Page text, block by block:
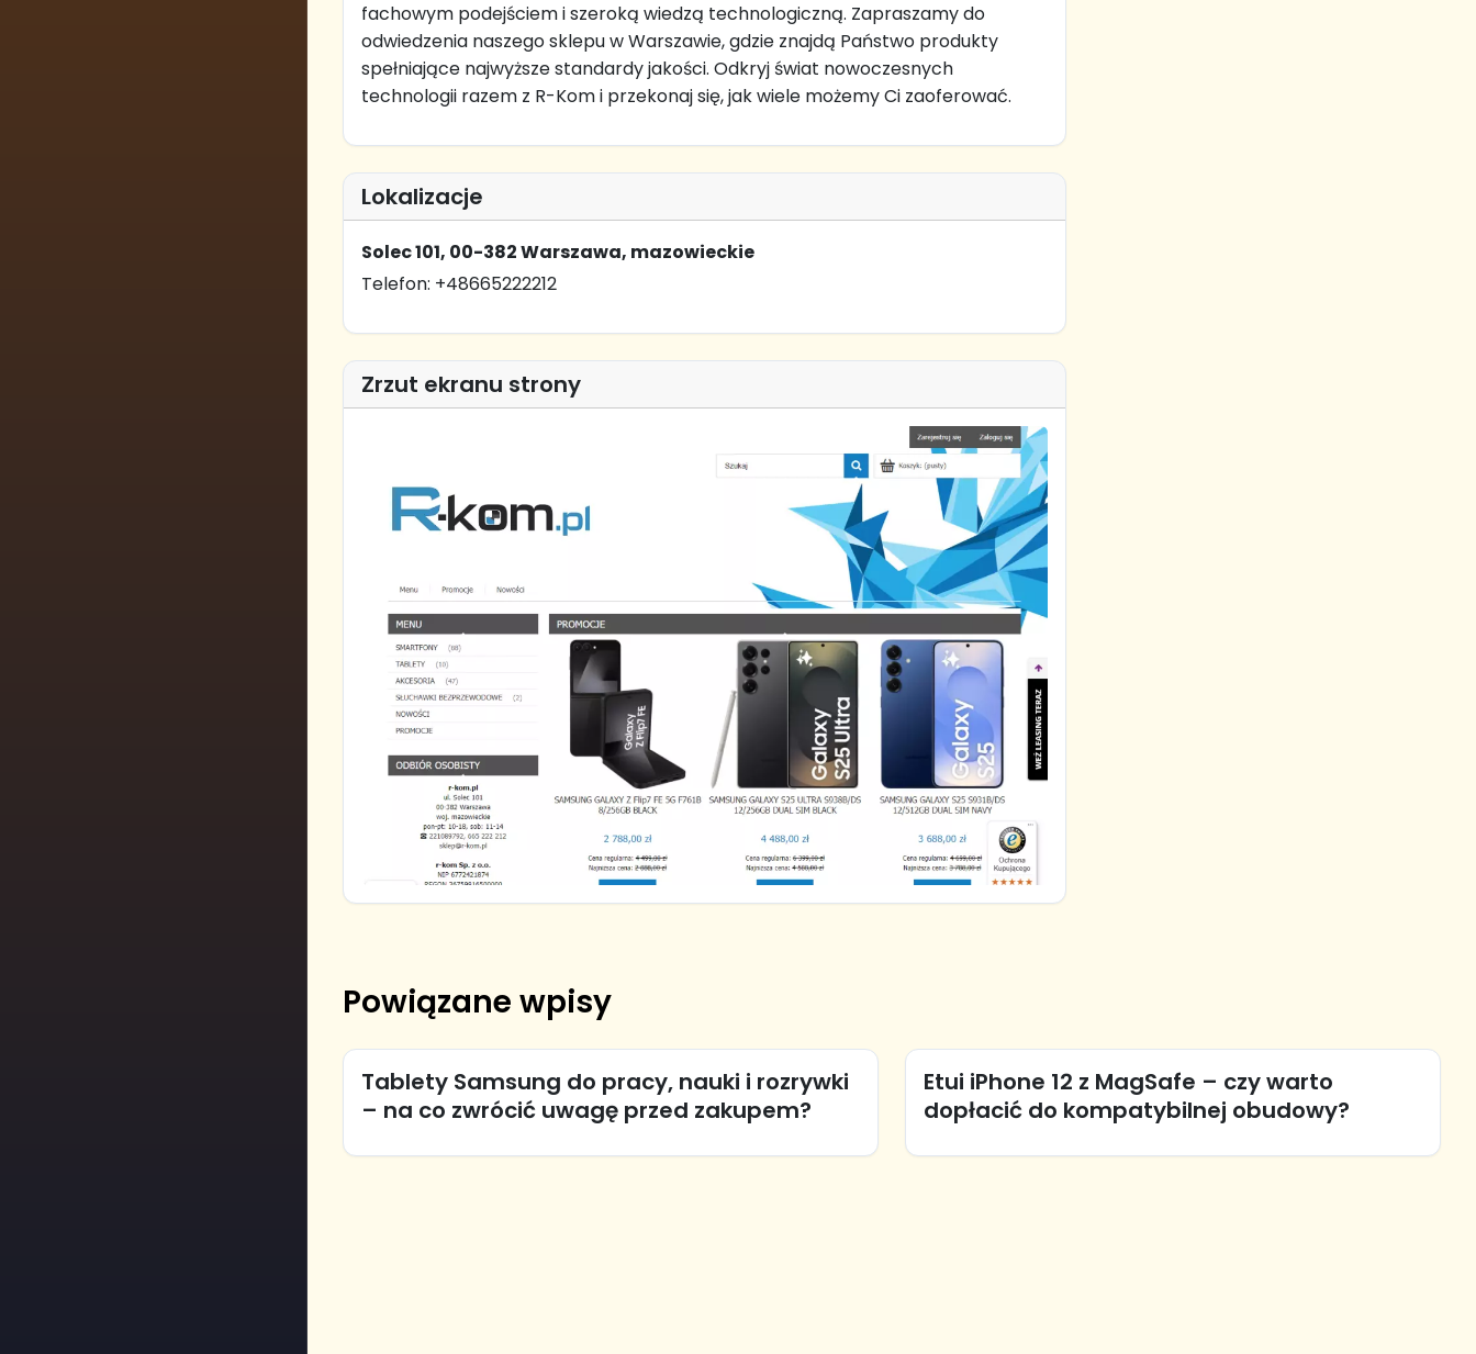
fachowym podejściem i szeroką wiedzą technologiczną. Zapraszamy do
odwiedzenia naszego sklepu w Warszawie, gdzie znajdą Państwo produkty
spełniające najwyższe standardy jakości. Odkryj świat nowoczesnych
technologii razem z R-Kom i przekonaj się, jak wiele możemy Ci zaoferować.
Lokalizacje
Solec 101, 00-382 Warszawa, mazowieckie
Telefon: +48665222212
Zrzut ekranu strony
Powiązane wpisy
Tablety Samsung do pracy, nauki i rozrywki
– na co zwrócić uwagę przed zakupem?
Etui iPhone 12 z MagSafe – czy warto
dopłacić do kompatybilnej obudowy?